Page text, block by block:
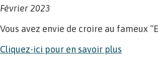
Février 2023
Vous avez envie de croire au fameux
Cliquez-ici pour en savoir plus